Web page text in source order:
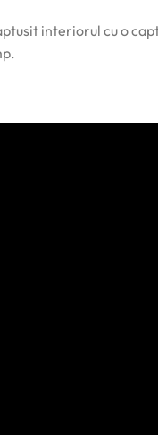
interiorul cu o